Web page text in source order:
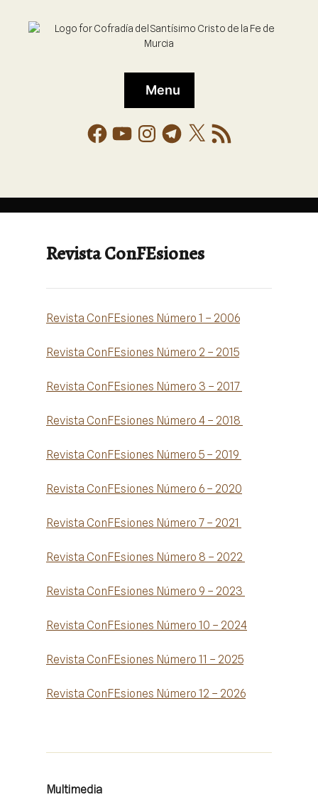
Menu
Revista ConFEsiones
Revista ConFEsiones Número 1 – 2006
Revista ConFEsiones Número 2 – 2015
Revista ConFEsiones Número 3 – 2017
Revista ConFEsiones Número 4 – 2018
Revista ConFEsiones Número 5 – 2019
Revista ConFEsiones Número 6 – 2020
Revista ConFEsiones Número 7 – 2021
Revista ConFEsiones Número 8 – 2022
Revista ConFEsiones Número 9 – 2023
Revista ConFEsiones Número 10 – 2024
Revista ConFEsiones Número 11 – 2025
Revista ConFEsiones Número 12 – 2026
Multimedia